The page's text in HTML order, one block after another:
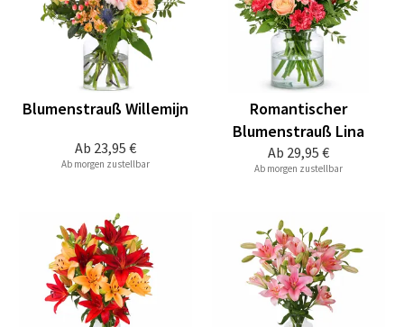
Ab 23,95 €
Blumenstrauß Willemijn
Ab morgen zustellbar
Ab 29,95 €
Romantischer
Blumenstrauß Lina
Ab morgen zustellbar